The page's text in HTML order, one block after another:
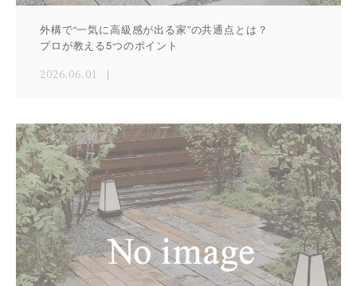
外構で“一気に高級感が出る家”の共通点とは？
プロが教える5つのポイント
2026.06.01